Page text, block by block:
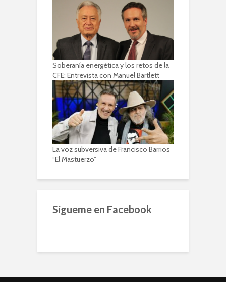
Soberanía energética y los retos de la
CFE: Entrevista con Manuel Bartlett
La voz subversiva de Francisco Barrios
“El Mastuerzo”
Sígueme en Facebook